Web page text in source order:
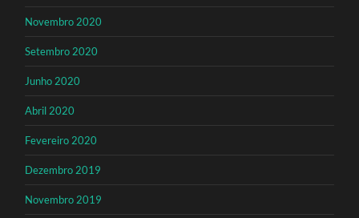
Novembro 2020
Setembro 2020
Junho 2020
Abril 2020
Fevereiro 2020
Dezembro 2019
Novembro 2019